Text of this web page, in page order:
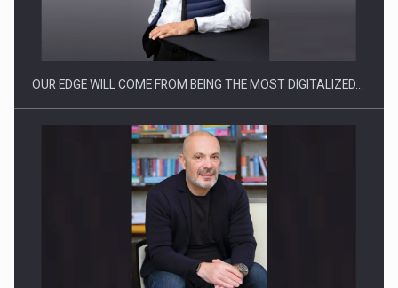
Ce nu stiu Directorii de HR despre performanta echipelor…
Cum invatam sa spunem nu intr-o cultura care pedepseste…
OUR EDGE WILL COME FROM BEING THE MOST DIGITALIZED…